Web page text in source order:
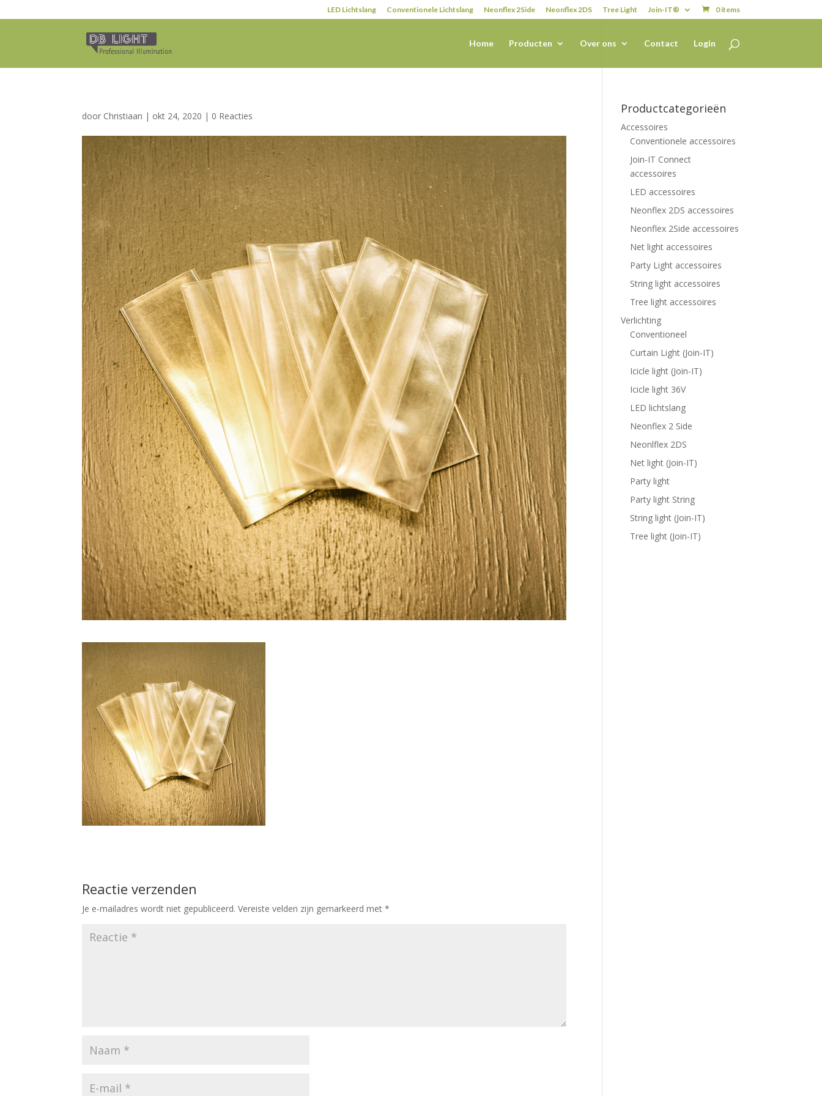
LED Lichtslang Conventionele Lichtslang Neonflex 2Side Neonflex 2DS Tree Light Join-IT® 0 items
Home Producten Over ons Contact Login
door Christiaan | okt 24, 2020 | 0 Reacties
Reactie verzenden
Je e-mailadres wordt niet gepubliceerd. Vereiste velden zijn gemarkeerd met*
Productcategorieën
Accessoires
Conventionele accessoires
Join-IT Connect
accessoires
LED accessoires
Neonflex 2DS accessoires
Neonflex 2Side accessoires
Net light accessoires
Party Light accessoires
String light accessoires
Tree light accessoires
Verlichting
Conventioneel
Curtain Light (Join-IT)
Icicle light (Join-IT)
Icicle light 36V
LED lichtslang
Neonflex 2 Side
Neonlflex 2DS
Net light (Join-IT)
Party light
Party light String
String light (Join-IT)
Tree light (Join-IT)